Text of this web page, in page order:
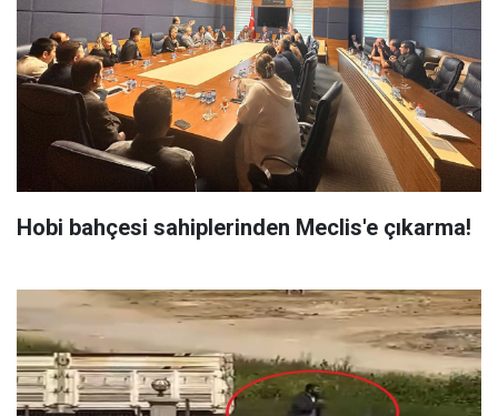
Hobi bahçesi sahiplerinden Meclis'e çıkarma!